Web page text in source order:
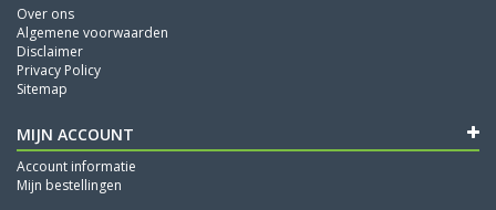
Over ons
Algemene voorwaarden
Disclaimer
Privacy Policy
Sitemap
MIJN ACCOUNT
Account informatie
Mijn bestellingen